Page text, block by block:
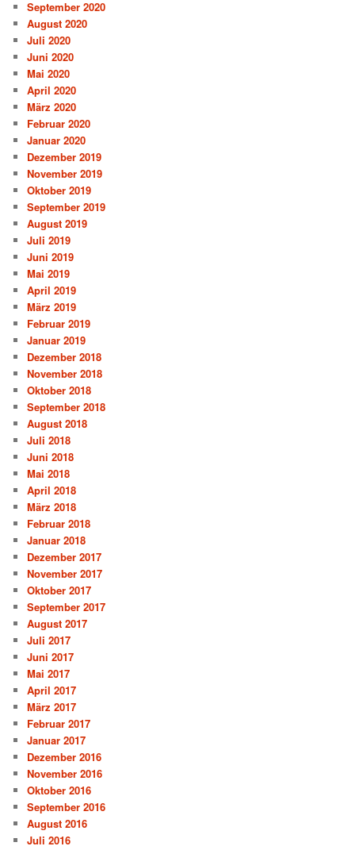
September 2020
August 2020
Juli 2020
Juni 2020
Mai 2020
April 2020
März 2020
Februar 2020
Januar 2020
Dezember 2019
November 2019
Oktober 2019
September 2019
August 2019
Juli 2019
Juni 2019
Mai 2019
April 2019
März 2019
Februar 2019
Januar 2019
Dezember 2018
November 2018
Oktober 2018
September 2018
August 2018
Juli 2018
Juni 2018
Mai 2018
April 2018
März 2018
Februar 2018
Januar 2018
Dezember 2017
November 2017
Oktober 2017
September 2017
August 2017
Juli 2017
Juni 2017
Mai 2017
April 2017
März 2017
Februar 2017
Januar 2017
Dezember 2016
November 2016
Oktober 2016
September 2016
August 2016
Juli 2016